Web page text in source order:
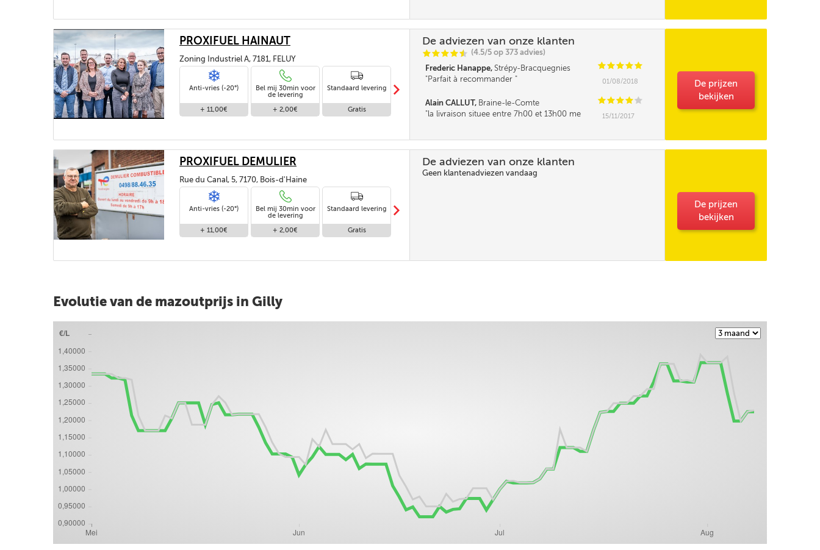
jour de la commande
PROXIFUEL HAINAUT
Zoning Industriel A, 7181, FELUY
Anti-vries (-20°)
+ 11,00€
Bel mij 30min voor
de levering
+ 2,00€
Standaard levering
Gratis
Gratis
m
De adviezen van onze klanten
CCCCi
@ (4.5/5 op 373 advies)
Frederic Hanappe, Strépy-Bracquegnies CCCCC
Parfait à recommander
01/08/2018
Alain CALLUT, Braine-le-Comte CCCC C
la livraison situee entre 7h00 et 13h00 me
15/11/2017
De prijzen
bekijken
PROXIFUEL DEMULIER
Rue du Canal, 5, 7170, Bois-d'Haine
Anti-vries (-20°)
+ 11,00€
Bel mij 30min voor
de levering
+ 2,00€
Standaard levering
Gratis
m
De adviezen van onze klanten
Geen klantenadviezen vandaag
De prijzen
bekijken
Evolutie van de mazoutprijs in Gilly